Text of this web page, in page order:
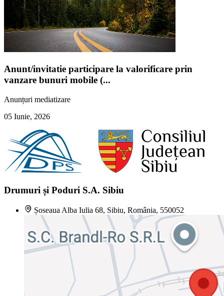
Anunt/invitatie participare la valorificare prin
vanzare bunuri mobile (...
Anunțuri mediatizare
05 Iunie, 2026
Drumuri și Poduri S.A. Sibiu
Șoseaua Alba Iulia 68, Sibiu, România, 550052